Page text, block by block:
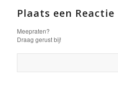
Plaats een Reactie
Meepraten?
Draag gerust bij!